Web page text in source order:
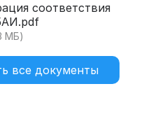
соответствия
МБ)
все документы